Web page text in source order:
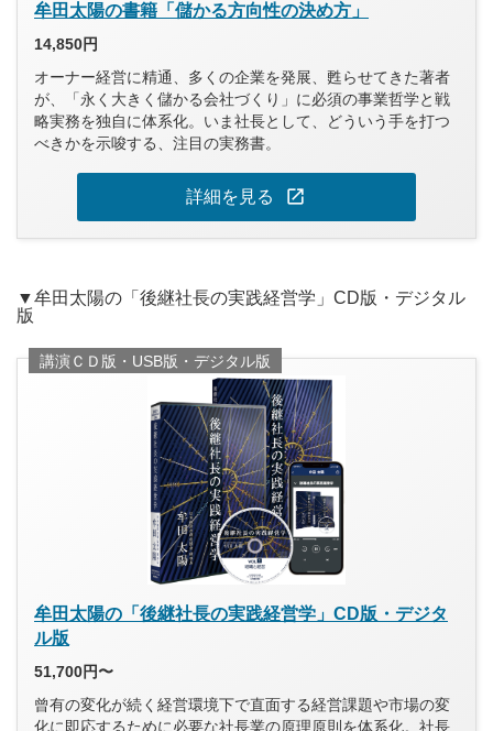
牟田太陽の書籍「儲かる方向性の決め方」
14,850円
オーナー経営に精通、多くの企業を発展、甦らせてきた著者
が、「永く大きく儲かる会社づくり」に必須の事業哲学と戦
略実務を独自に体系化。いま社長として、どういう手を打つ
べきかを示唆する、注目の実務書。
詳細を見る open_in_new
▼牟田太陽の「後継社長の実践経営学」CD版・デジタル
版
講演ＣＤ版・USB版・デジタル版
牟田太陽の「後継社長の実践経営学」CD版・デジタ
ル版
51,700円〜
曾有の変化が続く経営環境下で直面する経営課題や市場の変
化に即応するために必要な社長業の原理原則を体系化。社長